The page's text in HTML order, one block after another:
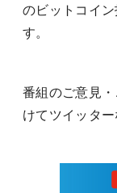
のビットコイ
す。
番組のご意見
けてツイッタ